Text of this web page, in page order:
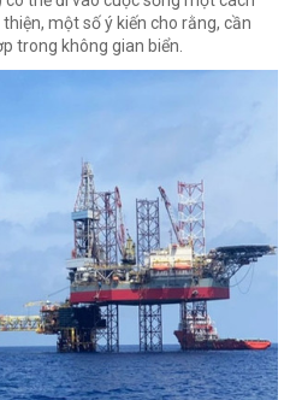
một số ý kiến cho rằng, cần
trong không gian biển.